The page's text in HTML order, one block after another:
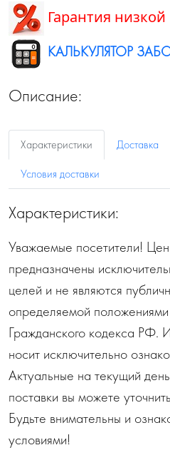
Гарантия
КАЛЬКУЛЯТОР
Описание:
Характеристики Доставка
Условия доставки
Характеристики:
Уважаемые посетители!
предназначены
целей и не являются
определяемой
Гражданского кодекса РФ.
носит исключительно
Актуальные на текущий
поставки вы можете
Будьте внимательны и
условиями!